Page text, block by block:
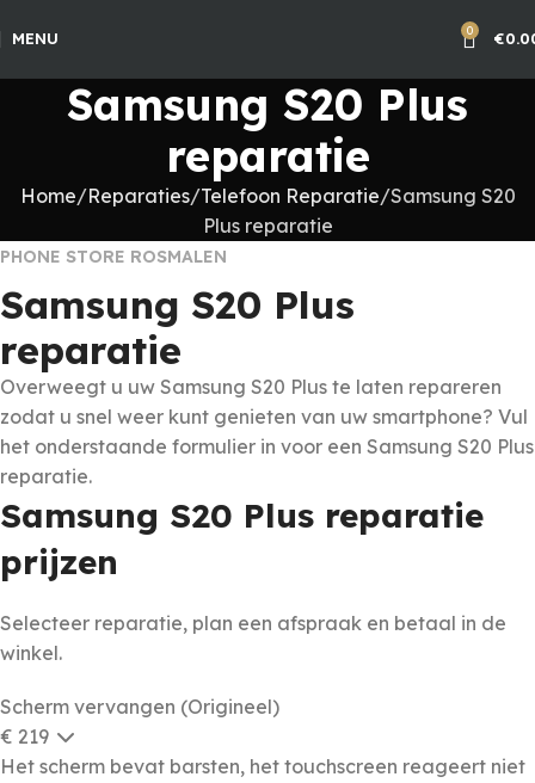
MENU 0 €
Samsung S20 Plus
reparatie
Home Reparaties Telefoon Reparatie Samsung S20
Plus reparatie
PHONE STORE ROSMALEN
Samsung S20 Plus
reparatie
Overweegt u uw Samsung S20 Plus te laten repareren
zodat u snel weer kunt genieten van uw smartphone? Vul
het onderstaande formulier in voor een Samsung S20 Plus
reparatie.
Samsung S20 Plus reparatie
prijzen
Selecteer reparatie, plan een afspraak en betaal in de
winkel.
Scherm vervangen (Origineel)
€ 219
Het scherm bevat barsten, het touchscreen reageert niet